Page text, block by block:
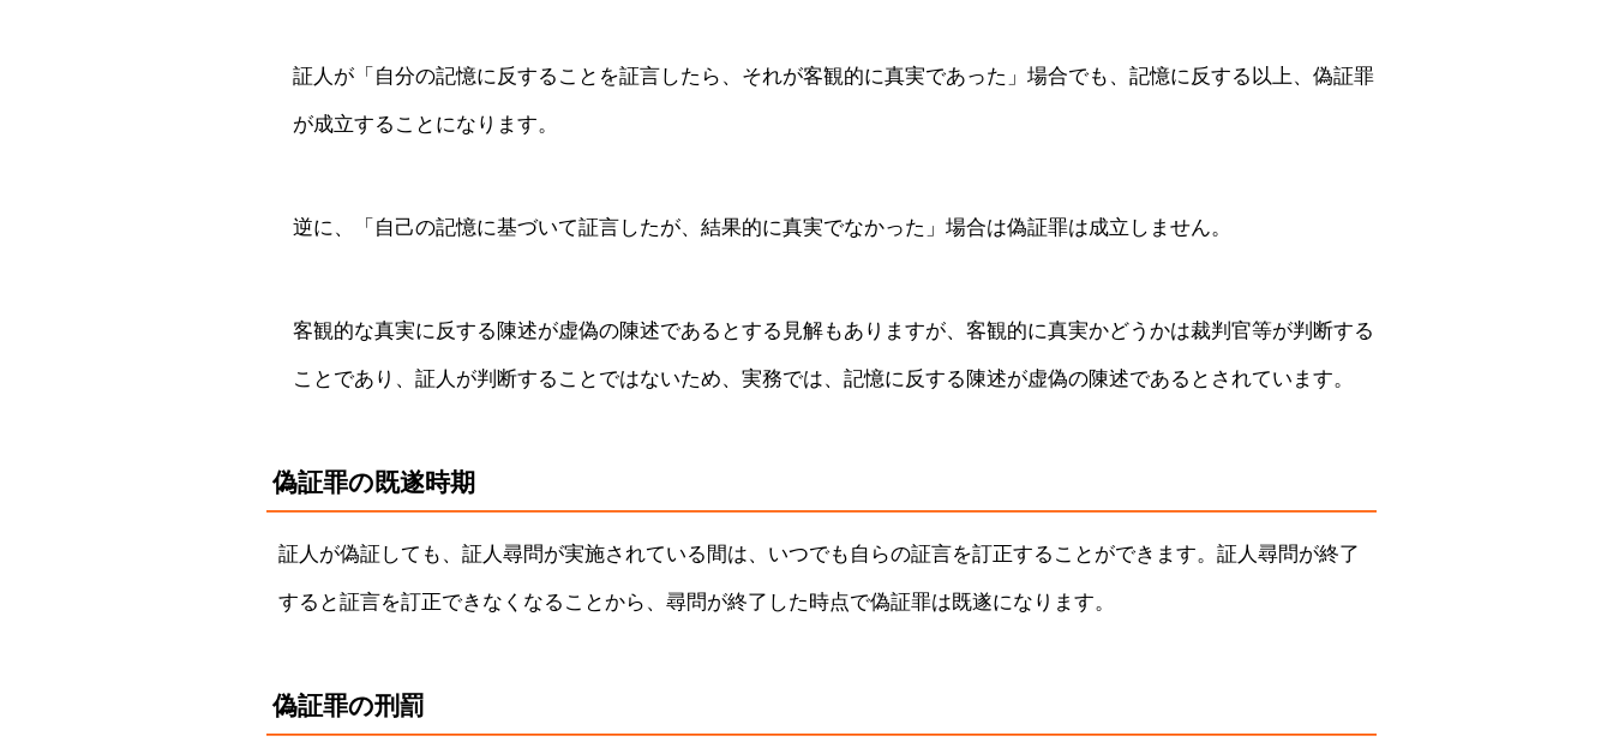
証人が「自分の記憶に反することを証言したら、それが客観的に真実であった」場合でも、記憶に反する以上、偽証罪
が成立することになります。
逆に、「自己の記憶に基づいて証言したが、結果的に真実でなかった」場合は偽証罪は成立しません。
客観的な真実に反する陳述が虚偽の陳述であるとする見解もありますが、客観的に真実かどうかは裁判官等が判断する
ことであり、証人が判断することではないため、実務では、記憶に反する陳述が虚偽の陳述であるとされています。
偽証罪の既遂時期
証人が偽証しても、証人尋問が実施されている間は、いつでも自らの証言を訂正することができます。証人尋問が終了
すると証言を訂正できなくなることから、尋問が終了した時点で偽証罪は既遂になります。
偽証罪の刑罰